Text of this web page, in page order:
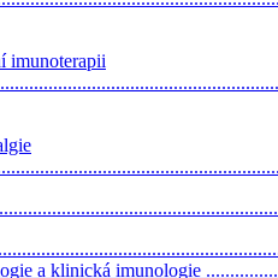
imunoterapii
a klinická imunologie